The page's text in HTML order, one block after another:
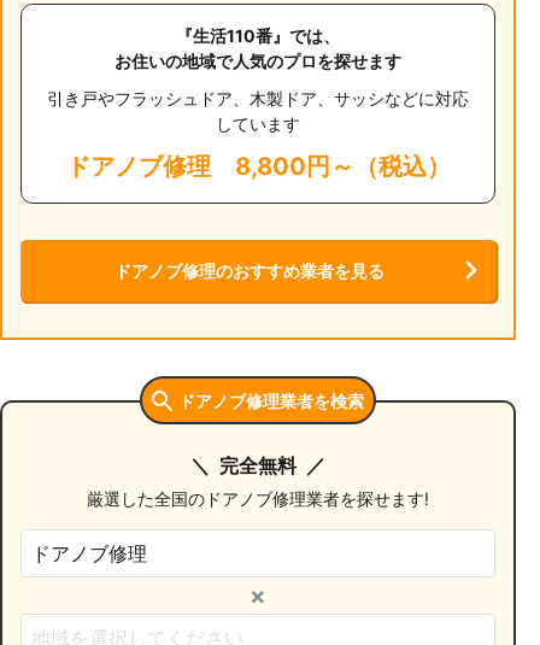
『生活110番』では、
お住いの地域で人気のプロを探せます
引き戸やフラッシュドア、木製ドア、サッシなどに対応
しています
ドアノブ修理 8,800円～（税込）
ドアノブ修理のおすすめ業者を見る
ドアノブ修理業者を検索
完全無料
厳選した全国のドアノブ修理業者を探せます!
×